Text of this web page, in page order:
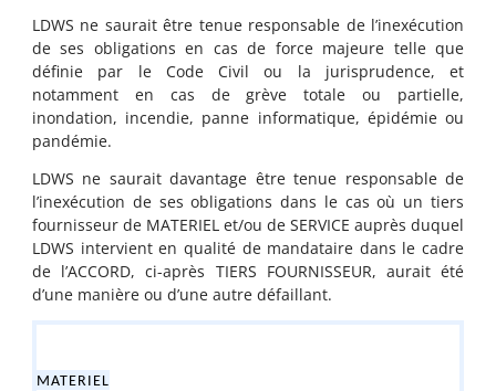
LDWS ne saurait être tenue responsable de l’inexécution
de ses obligations en cas de force majeure telle que
définie par le Code Civil ou la jurisprudence, et
notamment en cas de grève totale ou partielle,
inondation, incendie, panne informatique, épidémie ou
pandémie.
LDWS ne saurait davantage être tenue responsable de
l’inexécution de ses obligations dans le cas où un tiers
fournisseur de MATERIEL et/ou de SERVICE auprès duquel
LDWS intervient en qualité de mandataire dans le cadre
de l’ACCORD, ci-après TIERS FOURNISSEUR, aurait été
d’une manière ou d’une autre défaillant.
MATERIEL